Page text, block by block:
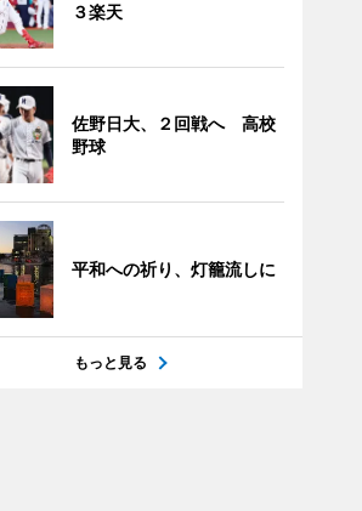
３楽天
佐野日大、２回戦へ 高校
野球
平和への祈り、灯籠流しに
もっと見る